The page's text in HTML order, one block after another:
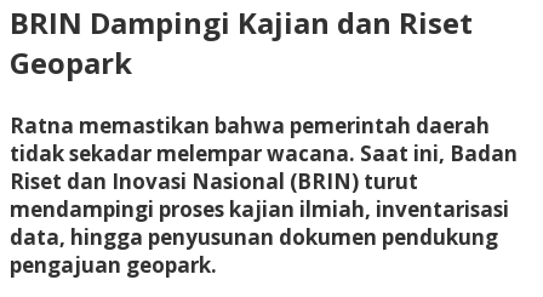
BRIN Dampingi Kajian dan Riset
Geopark
Ratna memastikan bahwa pemerintah daerah
tidak sekadar melempar wacana. Saat ini, Badan
Riset dan Inovasi Nasional (BRIN) turut
mendampingi proses kajian ilmiah, inventarisasi
data, hingga penyusunan dokumen pendukung
pengajuan geopark.